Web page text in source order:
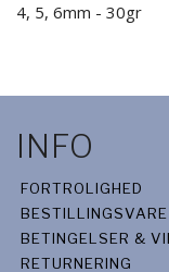
4, 5, 6mm - 30gr
INFO
FORTROLIGHED
BETINGELSER &
RETURNERING